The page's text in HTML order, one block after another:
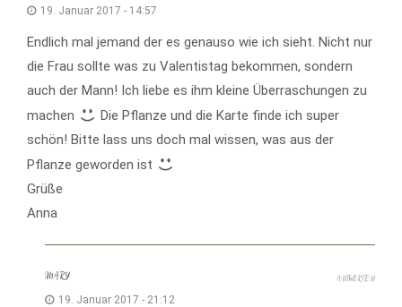
19. Januar 2017 - 14:57
Endlich mal jemand der es genauso wie ich sieht. Nicht nur
die Frau sollte was zu Valentistag bekommen, sondern
auch der Mann! Ich liebe es ihm kleine Überraschungen zu
machen
Die Pflanze und die Karte finde ich super
schön! Bitte lass uns doch mal wissen, was aus der
Pflanze geworden ist
Grüße
Anna
MARY
19. Januar 2017 - 21:12
ANTWORTEN